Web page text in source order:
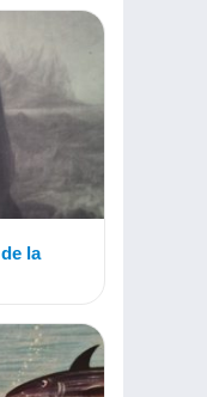
la